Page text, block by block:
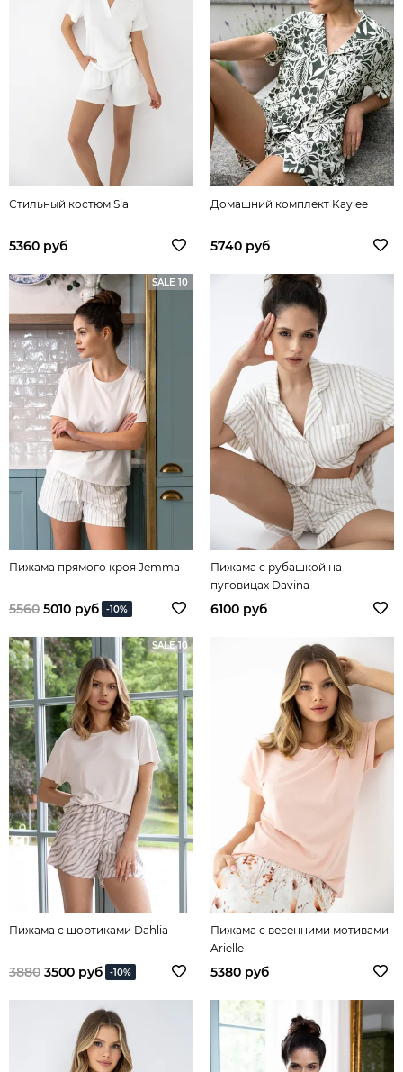
Стильный костюм Sia
5360 руб
Домашний комплект Kaylee
5740 руб
SALE 10
Пижама прямого кроя Jemma
5560 5010 руб -10%
Пижама с рубашкой на
пуговицах Davina
6100 руб
SALE 10
Пижама с шортиками Dahlia
3880 3500 руб -10%
Пижама с весенними мотивами
Arielle
5380 руб